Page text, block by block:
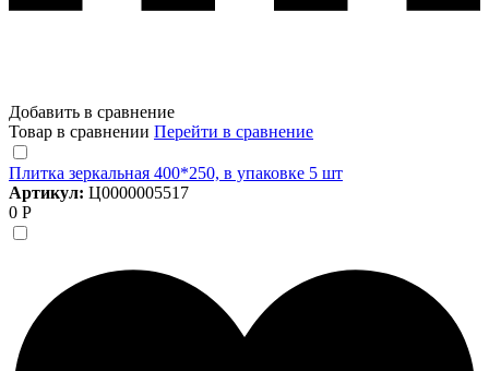
Добавить в сравнение
Товар в сравнении Перейти в сравнение
Плитка зеркальная 400*250, в упаковке 5 шт
Артикул: Ц0000005517
0 Р